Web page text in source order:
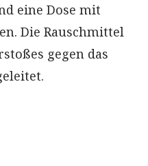
eine Dose mit
Die Rauschmittel
gegen das